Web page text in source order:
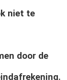
niet te
door de